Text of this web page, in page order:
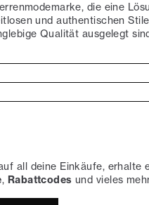
die eine
und authentischen
Qualität ausgelegt
all deine Einkäufe, erhalte
, Rabattcodes und vieles